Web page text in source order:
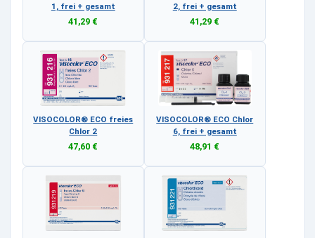
1, frei + gesamt
41,29 €
2, frei + gesamt
41,29 €
VISOCOLOR® ECO freies
Chlor 2
47,60 €
VISOCOLOR® ECO Chlor
6, frei + gesamt
48,91 €